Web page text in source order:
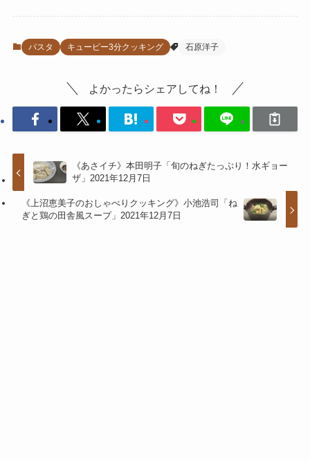
パスタ キューピー3分クッキング 石原洋子
よかったらシェアしてね！
《あさイチ》本田明子「旬のねぎたっぷり！水ギョー
ザ」2021年12月7日
《上沼恵美子のおしゃべりクッキング》小池浩司「ね
ぎと鶏の田舎風スープ」2021年12月7日